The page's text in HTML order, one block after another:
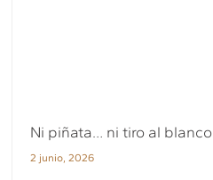
Ni piñata… ni tiro al blanco
2 junio, 2026